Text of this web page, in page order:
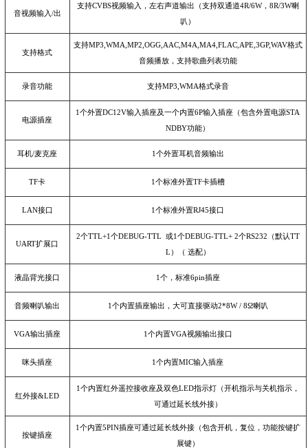
音视频输入/出
支持CVBS视频输入，左右声道输出（支持双通道4R/6W， 8R/3W喇
叭）
支持格式
支持MP3,WMA,MP2,OGG,AAC,M4A,MA4,FLAC,APE,3GP,WAV格式
音频播放，支持歌曲列表功能
录音功能 支持MP3,WMA格式录音
电源插座
1个外置DC12V输入插座及一个内置6P输入插座（包含外置电源STA
NDBY功能）
耳机/麦克座 1个外置耳机音频输出
TF卡 1个标准外置TF卡插槽
LAN接口 1个标准外置RJ45接口
UART扩展口
2个TTL+1个DEBUG-TTL 或1个DEBUG-TTL+ 2个RS232 （默认TT
L）（ 选配）
液晶背光接口 1个，标准6pin插座
音频喇叭输出 1个内置插座输出，大可直接驱动2*8W / 8Ω喇叭
VGA输出插座 1个内置VGA视频输出接口
咪头插座 1个内置MIC输入插座
红外接&LED
1个内置红外遥控接收座及双色LED指示灯（开机指示与关机指示，
可通过延长线外接）
按键插座
1个内置5PIN插座可通过延长线外接（包含开机，复位，功能按键扩
展键）